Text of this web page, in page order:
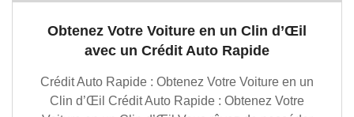
Obtenez Votre Voiture en un Clin d’Œil
avec un Crédit Auto Rapide
Crédit Auto Rapide : Obtenez Votre Voiture en un
Clin d’Œil Crédit Auto Rapide : Obtenez Votre